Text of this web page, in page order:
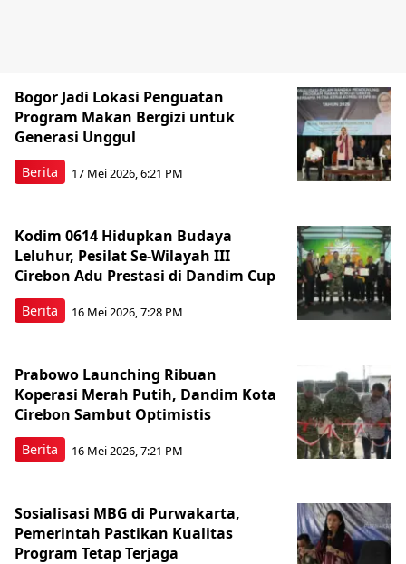
Berita
Bogor Jadi Lokasi Penguatan
Program Makan Bergizi untuk
Generasi Unggul
17 Mei 2026, 6:21 PM
Berita
Kodim 0614 Hidupkan Budaya
Leluhur, Pesilat Se-Wilayah III
Cirebon Adu Prestasi di Dandim Cup
16 Mei 2026, 7:28 PM
Berita
Prabowo Launching Ribuan
Koperasi Merah Putih, Dandim Kota
Cirebon Sambut Optimistis
16 Mei 2026, 7:21 PM
Sosialisasi MBG di Purwakarta,
Pemerintah Pastikan Kualitas
Program Tetap Terjaga